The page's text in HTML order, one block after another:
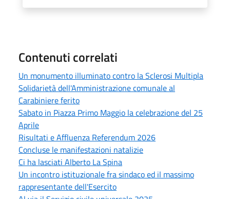
Contenuti correlati
Un monumento illuminato contro la Sclerosi Multipla
Solidarietà dell'Amministrazione comunale al
Carabiniere ferito
Sabato in Piazza Primo Maggio la celebrazione del 25
Aprile
Risultati e Affluenza Referendum 2026
Concluse le manifestazioni natalizie
Ci ha lasciati Alberto La Spina
Un incontro istituzionale fra sindaco ed il massimo
rappresentante dell'Esercito